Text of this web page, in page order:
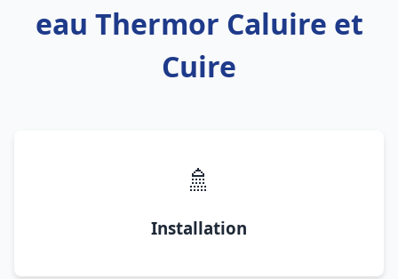
eau Thermor Caluire et
Cuire
🚿
Installation